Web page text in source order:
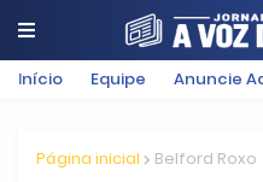
Início Equipe Anuncie
Página inicial Belford Roxo